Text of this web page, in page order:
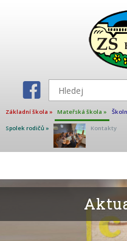
Základní škola » Mateřská škola »
Spolek rodičů » Kontakty
Školní jídelna
Školné